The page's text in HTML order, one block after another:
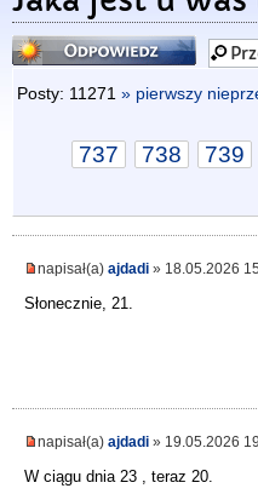
Odpowiedz
Posty: 11271 » pierwszy
737 738 739
napisał(a) ajdadi » 18.05.2026
Słonecznie, 21.
napisał(a) ajdadi » 19.05.2026
W ciągu dnia 23 , teraz 20.